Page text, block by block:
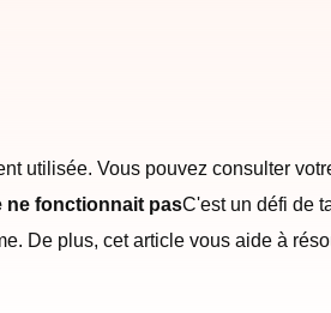
utilisée. Vous pouvez consulter
ne fonctionnait pasC'est un défi de
De plus, cet article vous aide à